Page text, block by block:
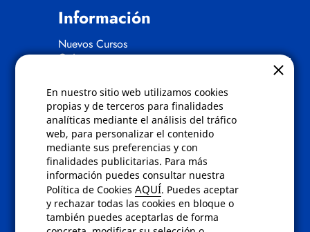
En nuestro sitio web utilizamos cookies
propias y de terceros para finalidades
analíticas mediante el análisis del tráfico
web, para personalizar el contenido
mediante sus preferencias y con
finalidades publicitarias. Para más
información puedes consultar nuestra
Política de CookiesAQUÍ. Puedes aceptar
y rechazar todas las cookies en bloque o
también puedes aceptarlas de forma
Información
Nuevos Cursos
Quienes somos
Políticas
Condiciones de compra
Aviso de privacidad
Cookies
Bajas comunicados comerciales
Derecho de desistimiento
Preguntas frecuentes